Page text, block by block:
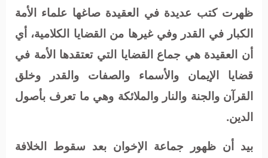
ظهرت كتب عديدة في العقيدة صاغها علماء الأمة
الكبار في القدر وفي غيرها من القضايا الكلامية، أي
أن العقيدة هي جماع القضايا التي تعتقدها الأمة في
قضايا الإيمان والأسماء والصفات والقدر وخلق
القرآن والجنة والنار والملائكة وهي ما تعرف بأصول
الدين.
بيد أن ظهور جماعة الإخوان بعد سقوط الخلافة